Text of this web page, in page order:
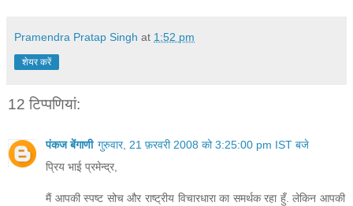
Pramendra Pratap Singh at 1:52 pm
शेयर करें
12 टिप्‍पणियां:
पंकज बेंगाणी गुरुवार, 21 फ़रवरी 2008 को 3:25:00 pm IST बजे
प्रिय भाई प्रमेन्द्र,
मैं आपकी स्पष्ट सोच और राष्ट्रीय विचारधारा का समर्थक रहा हुँ. लेकिन आपकी